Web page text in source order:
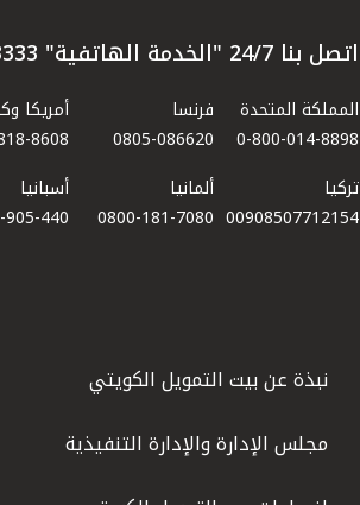
اتصل بنا 24/7 "الخدمة الهاتفية" 1803333
المملكة المتحدة
0-800-014-8898
فرنسا
0805-086620
أمريكا
8608
تركيا
00908507712154​
ألمانيا
0800-181-7080
أسبانيا
440
نبذة عن بيت التمويل الكويتي
مجلس الإدارة والإدارة التنفيذية